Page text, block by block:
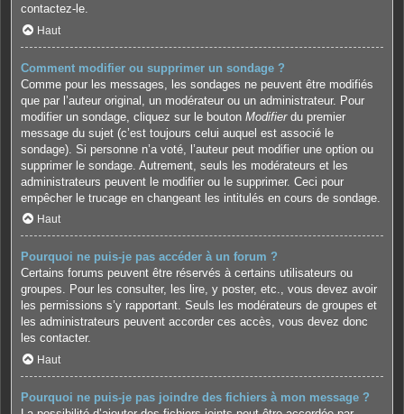
contactez-le.
Haut
Comment modifier ou supprimer un sondage ?
Comme pour les messages, les sondages ne peuvent être modifiés
que par l’auteur original, un modérateur ou un administrateur. Pour
modifier un sondage, cliquez sur le bouton Modifierdu premier
message du sujet (c’est toujours celui auquel est associé le
sondage). Si personne n’a voté, l’auteur peut modifier une option ou
supprimer le sondage. Autrement, seuls les modérateurs et les
administrateurs peuvent le modifier ou le supprimer. Ceci pour
empêcher le trucage en changeant les intitulés en cours de sondage.
Haut
Pourquoi ne puis-je pas accéder à un forum ?
Certains forums peuvent être réservés à certains utilisateurs ou
groupes. Pour les consulter, les lire, y poster, etc., vous devez avoir
les permissions s’y rapportant. Seuls les modérateurs de groupes et
les administrateurs peuvent accorder ces accès, vous devez donc
les contacter.
Haut
Pourquoi ne puis-je pas joindre des fichiers à mon message ?